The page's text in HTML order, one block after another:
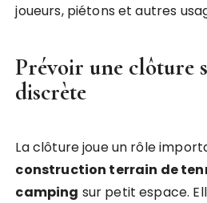
joueurs, piétons et autres
Prévoir une clôture
discrète
La clôture joue un rôle
construction terrain de
camping sur petit espace.